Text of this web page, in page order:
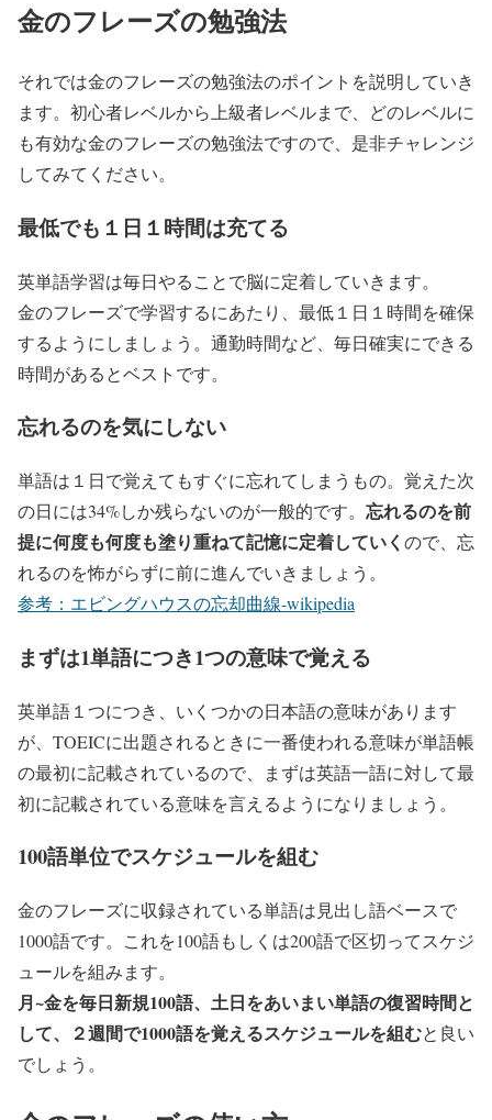
金のフレーズの勉強法
それでは金のフレーズの勉強法のポイントを説明していき
ます。初心者レベルから上級者レベルまで、どのレベルに
も有効な金のフレーズの勉強法ですので、是非チャレンジ
してみてください。
最低でも１日１時間は充てる
英単語学習は毎日やることで脳に定着していきます。
金のフレーズで学習するにあたり、最低１日１時間を確保
するようにしましょう。通勤時間など、毎日確実にできる
時間があるとベストです。
忘れるのを気にしない
単語は１日で覚えてもすぐに忘れてしまうもの。 覚えた次
の日には34%しか残らないのが一般的です。 忘れるのを前
提に何度も何度も塗り重ねて記憶に定着していく ので、忘
れるのを怖がらずに前に進んでいきましょう。
参考：エビングハウスの忘却曲線-wikipedia
まずは1単語につき1つの意味で覚える
英単語１つにつき、いくつかの日本語の意味があります
が、TOEICに出題されるときに一番使われる意味が単語帳
の最初に記載されているので、まずは英語一語に対して最
初に記載されている意味を言えるようになりましょう。
100語単位でスケジュールを組む
金のフレーズに収録されている単語は見出し語ベースで
1000語です。これを100語もしくは200語で区切ってスケジ
ュールを組みます。
月~金を毎日新規100語、土日をあいまい単語の復習時間と
して、２週間で1000語を覚えるスケジュールを組むと良い
でしょう。